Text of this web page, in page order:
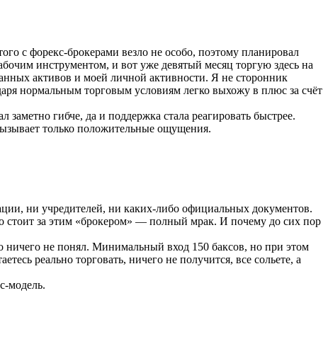
с форекс-брокерами везло не особо, поэтому планировал
инструментом, и вот уже девятый месяц торгую здесь на
активов и моей личной активности. Я не сторонник
нормальным торговым условиям легко выхожу в плюс за счёт
гибче, да и поддержка стала реагировать быстрее.
только положительные ощущения.
ни учредителей, ни каких-либо официальных документов.
стоит за этим «брокером» — полный мрак. И почему до сих пор
ничего не понял. Минимальный вход 150 баксов, но при этом
реально торговать, ничего не получится, все сольете, а
модель.